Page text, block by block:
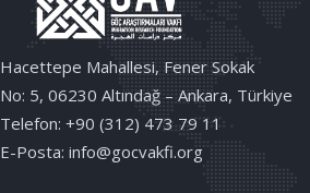
Hacettepe Mahallesi, Fener Sokak
No: 5, 06230 Altındağ – Ankara, Türkiye
Telefon: +90 (312) 473 79 11
E-Posta: info@gocvakfi.org